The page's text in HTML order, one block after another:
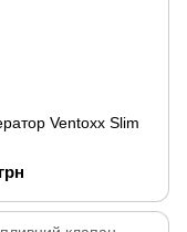
Ventoxx Slim